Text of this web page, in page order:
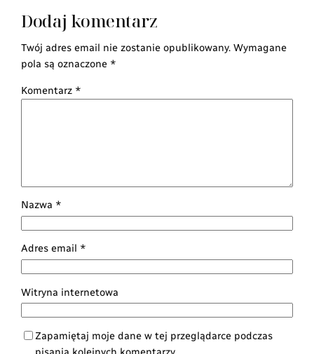
Dodaj komentarz
Twój adres email nie zostanie opublikowany. Wymagane
pola są oznaczone *
Komentarz *
Nazwa *
Adres email *
Witryna internetowa
Zapamiętaj moje dane w tej przeglądarce podczas